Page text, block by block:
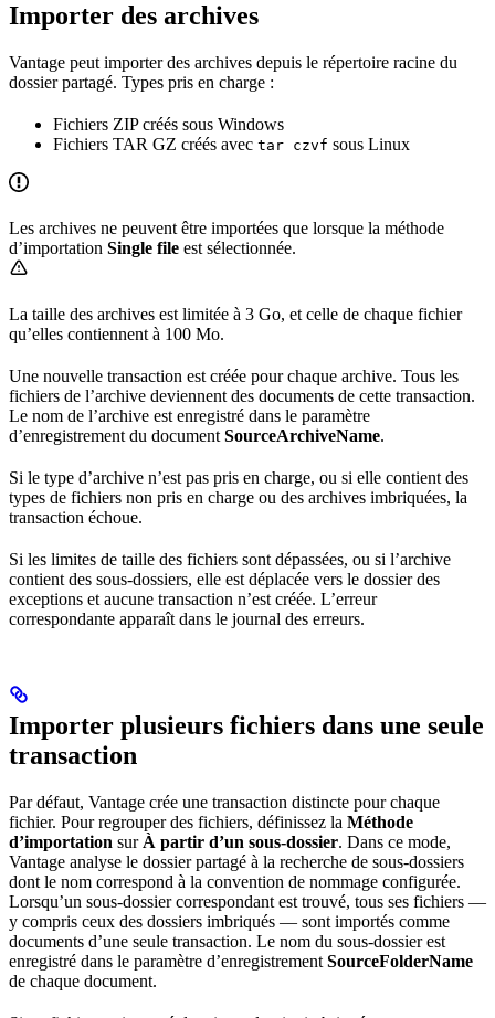
Importer des archives
Vantage peut importer des archives depuis le répertoire racine du
dossier partagé. Types pris en charge :
Fichiers ZIP créés sous Windows
Fichiers TAR GZ créés avec tar czvf sous Linux
Les archives ne peuvent être importées que lorsque la méthode
d’importation Single file est sélectionnée.
La taille des archives est limitée à 3 Go, et celle de chaque fichier
qu’elles contiennent à 100 Mo.
Une nouvelle transaction est créée pour chaque archive. Tous les
fichiers de l’archive deviennent des documents de cette transaction.
Le nom de l’archive est enregistré dans le paramètre
d’enregistrement du document SourceArchiveName.
Si le type d’archive n’est pas pris en charge, ou si elle contient des
types de fichiers non pris en charge ou des archives imbriquées, la
transaction échoue.
Si les limites de taille des fichiers sont dépassées, ou si l’archive
contient des sous-dossiers, elle est déplacée vers le dossier des
exceptions et aucune transaction n’est créée. L’erreur
correspondante apparaît dans le journal des erreurs.
Importer plusieurs fichiers dans une seule
transaction
Par défaut, Vantage crée une transaction distincte pour chaque
fichier. Pour regrouper des fichiers, définissez la Méthode
d’importation sur À partir d’un sous-dossier. Dans ce mode,
Vantage analyse le dossier partagé à la recherche de sous-dossiers
dont le nom correspond à la convention de nommage configurée.
Lorsqu’un sous-dossier correspondant est trouvé, tous ses fichiers —
y compris ceux des dossiers imbriqués — sont importés comme
documents d’une seule transaction. Le nom du sous-dossier est
enregistré dans le paramètre d’enregistrement SourceFolderName
de chaque document.